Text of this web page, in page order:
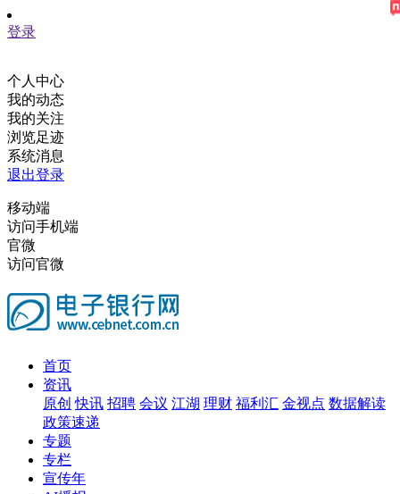
登录
个人中心
我的动态
我的关注
浏览足迹
系统消息
退出登录
移动端
访问手机端
官微
访问官微
首页
资讯
原创 快讯 招聘 会议 江湖 理财 福利汇 金视点 数据解读
政策速递
专题
专栏
宣传年